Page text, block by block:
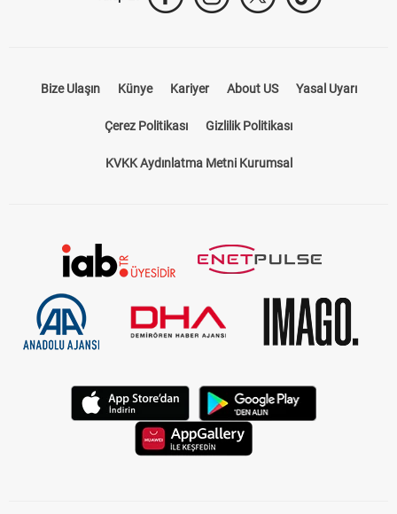
Bize Ulaşın Künye Kariyer About US Yasal Uyarı
Çerez Politikası Gizlilik Politikası
KVKK Aydınlatma Metni Kurumsal